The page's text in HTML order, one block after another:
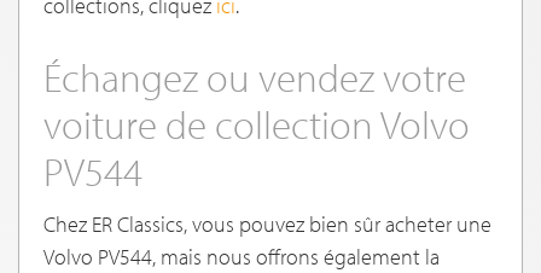
Échangez ou vendez votre
voiture de collection Volvo
PV544
Chez ER Classics, vous pouvez bien sûr acheter une
Volvo PV544, mais nous offrons également la